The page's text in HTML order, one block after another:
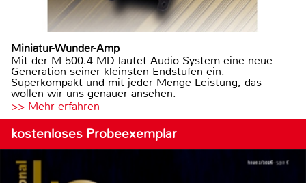
Miniatur-Wunder-Amp
Mit der M-500.4 MD läutet Audio System eine neue
Generation seiner kleinsten Endstufen ein.
Superkompakt und mit jeder Menge Leistung, das
wollen wir uns genauer ansehen.
>> Mehr erfahren
kostenloses Probeexemplar